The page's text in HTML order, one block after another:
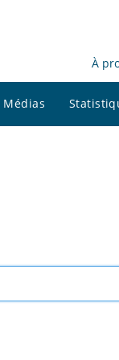
À
Médias